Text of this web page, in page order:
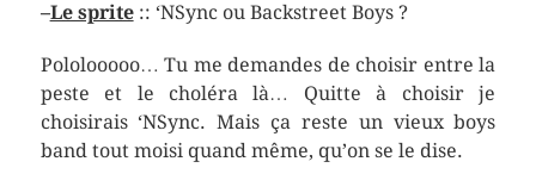
–Le sprite:: ‘NSync ou Backstreet Boys ?
Pololooooo… Tu me demandes de choisir entre la
peste et le choléra là… Quitte à choisir je
choisirais ‘NSync. Mais ça reste un vieux boys
band tout moisi quand même, qu’on se le dise.